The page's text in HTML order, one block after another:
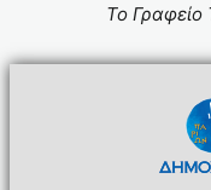
Το Γραφείο